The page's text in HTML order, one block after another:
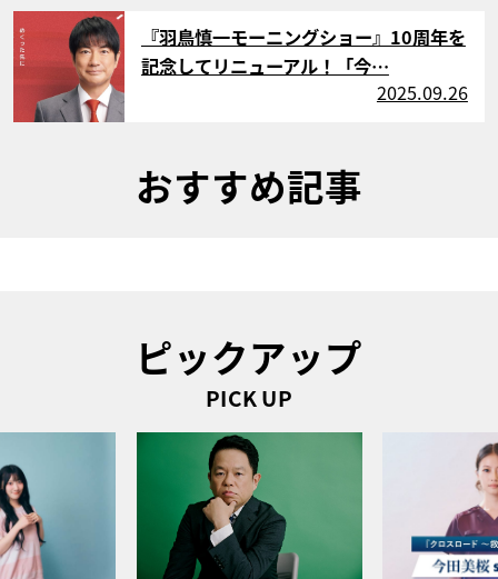
サムネイル
『羽鳥慎一モーニングショー』10周年を
記念してリニューアル！「今…
2025.09.26
おすすめ記事
ピックアップ
PICK UP